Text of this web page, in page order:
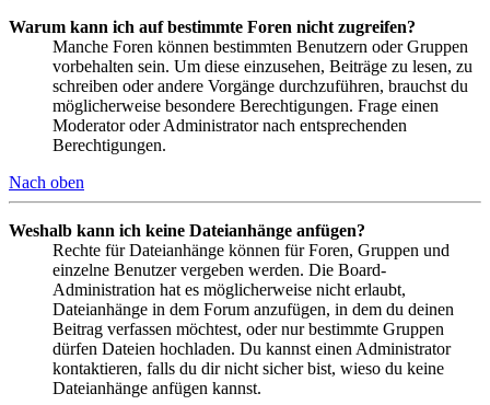
Warum kann ich auf bestimmte Foren nicht zugreifen?
Manche Foren können bestimmten Benutzern oder Gruppen
vorbehalten sein. Um diese einzusehen, Beiträge zu lesen, zu
schreiben oder andere Vorgänge durchzuführen, brauchst du
möglicherweise besondere Berechtigungen. Frage einen
Moderator oder Administrator nach entsprechenden
Berechtigungen.
Nach oben
Weshalb kann ich keine Dateianhänge anfügen?
Rechte für Dateianhänge können für Foren, Gruppen und
einzelne Benutzer vergeben werden. Die Board-
Administration hat es möglicherweise nicht erlaubt,
Dateianhänge in dem Forum anzufügen, in dem du deinen
Beitrag verfassen möchtest, oder nur bestimmte Gruppen
dürfen Dateien hochladen. Du kannst einen Administrator
kontaktieren, falls du dir nicht sicher bist, wieso du keine
Dateianhänge anfügen kannst.